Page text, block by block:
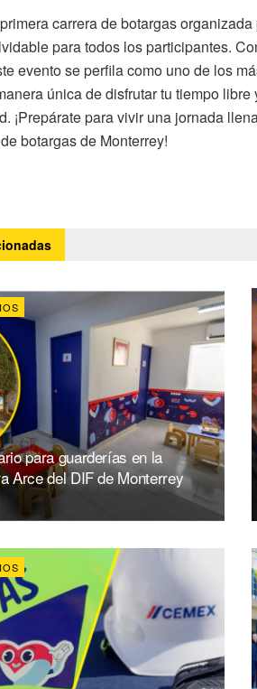
carrera de botargas
para todos los participantes.
evento se perfila como uno de los
única de disfrutar tu tiempo
¡Prepárate para vivir una jornada
botargas de Monterrey!
para guarderías en la
Arce del DIF de Monterrey